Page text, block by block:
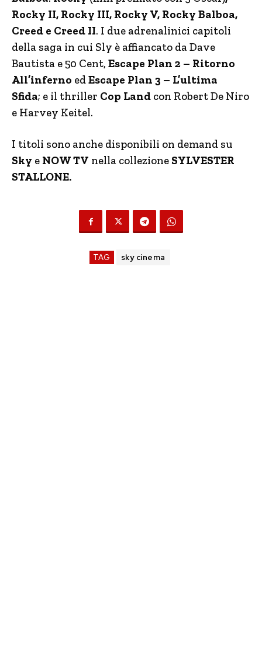
Rocky II, Rocky III, Rocky V, Rocky Balboa,
Creed e Creed II. I due adrenalinici capitoli
della saga in cui Sly è affiancato da Dave
Bautista e 50 Cent, Escape Plan 2 – Ritorno
All’inferno edEscape Plan 3 – L’ultima
Sfida; e il thriller Cop Land con Robert De Niro
e Harvey Keitel.
I titoli sono anche disponibili on demand su
Sky e NOW TV nella collezione SYLVESTER
STALLONE.
TAG sky cinema